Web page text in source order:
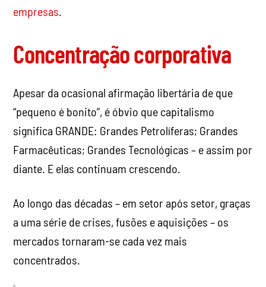
empresas.
Concentração corporativa
Apesar da ocasional afirmação libertária de que
“pequeno é bonito”, é óbvio que capitalismo
significa GRANDE: Grandes Petrolíferas; Grandes
Farmacêuticas; Grandes Tecnológicas – e assim por
diante. E elas continuam crescendo.
Ao longo das décadas – em setor após setor, graças
a uma série de crises, fusões e aquisições – os
mercados tornaram-se cada vez mais
concentrados.